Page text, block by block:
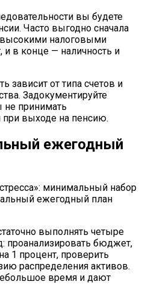
вы будете
Часто выгодно сначала
высокими налоговыми
и в конце — наличность и
зависит от типа счетов и
Задокументируйте
не принимать
выходе на пенсию.
ежегодный
выполнять четыре
проанализировать бюджет,
1 процент, проверить
распределения активов.
время и дают